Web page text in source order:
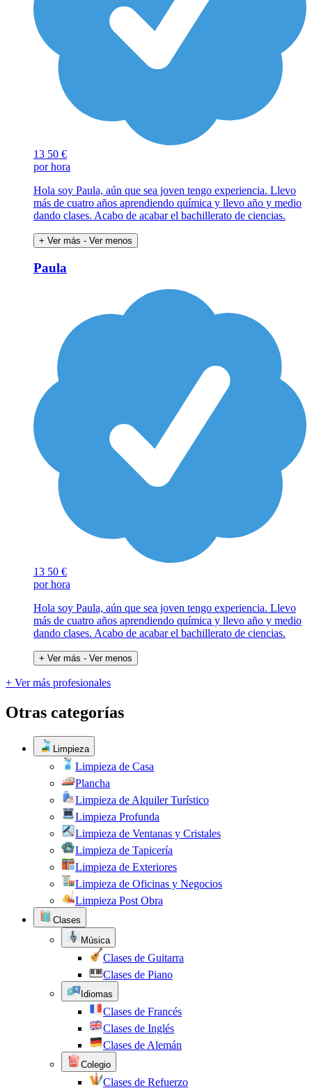
13 50 €
por hora
Hola soy Paula, aún que sea joven tengo experiencia. Llevo
más de cuatro años aprendiendo química y llevo año y medio
dando clases. Acabo de acabar el bachillerato de ciencias.
+ Ver más - Ver menos
Paula
13 50 €
por hora
Hola soy Paula, aún que sea joven tengo experiencia. Llevo
más de cuatro años aprendiendo química y llevo año y medio
dando clases. Acabo de acabar el bachillerato de ciencias.
+ Ver más - Ver menos
+ Ver más profesionales
Otras categorías
Limpieza
Limpieza de Casa
Plancha
Limpieza de Alquiler Turístico
Limpieza Profunda
Limpieza de Ventanas y Cristales
Limpieza de Tapicería
Limpieza de Exteriores
Limpieza de Oficinas y Negocios
Limpieza Post Obra
Clases
Música
Clases de Guitarra
Clases de Piano
Idiomas
Clases de Francés
Clases de Inglés
Clases de Alemán
Colegio
Clases de Refuerzo